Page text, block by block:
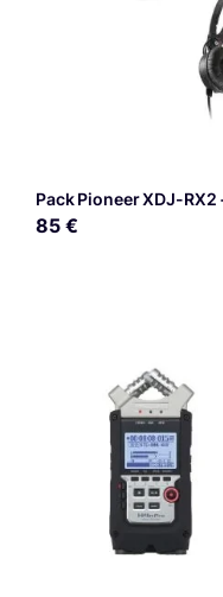
Pack Pioneer XDJ-
85 €